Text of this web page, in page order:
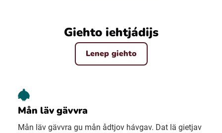
Giehto iehtjádijs
Lenep giehto
Mån läv gävvra
Mån läv gävvra gu mån ådtjov hávgav. Dat lä gietjav